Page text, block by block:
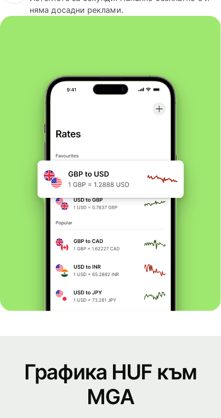
няма досадни реклами.
Графика HUF към
MGA